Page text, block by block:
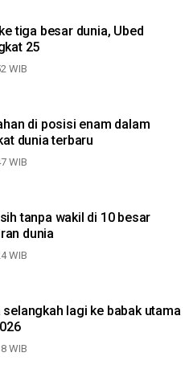
tiga besar dunia, Ubed
25
WIB
di posisi enam dalam
dunia terbaru
WIB
tanpa wakil di 10 besar
dunia
WIB
selangkah lagi ke babak utama
WIB